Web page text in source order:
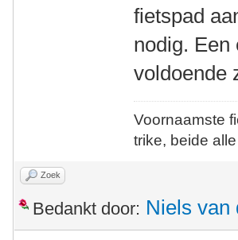
fietspad
nodig. Een
voldoende
Voornaamste
trike, beide
Zoek
Bedankt door: Niels van